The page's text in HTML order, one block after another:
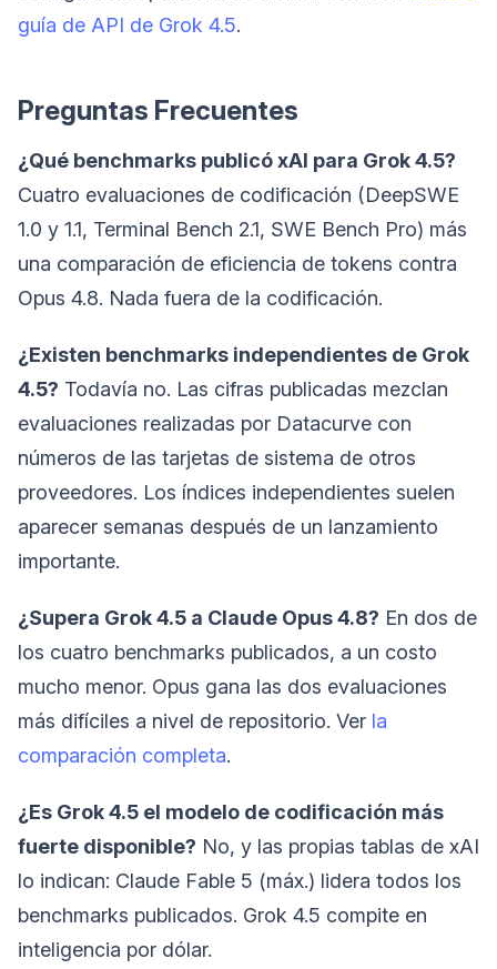
guía de API de Grok 4.5.
Preguntas Frecuentes
¿Qué benchmarks publicó xAI para Grok 4.5?
Cuatro evaluaciones de codificación (DeepSWE
1.0 y 1.1, Terminal Bench 2.1, SWE Bench Pro) más
una comparación de eficiencia de tokens contra
Opus 4.8. Nada fuera de la codificación.
¿Existen benchmarks independientes de Grok
4.5? Todavía no. Las cifras publicadas mezclan
evaluaciones realizadas por Datacurve con
números de las tarjetas de sistema de otros
proveedores. Los índices independientes suelen
aparecer semanas después de un lanzamiento
importante.
¿Supera Grok 4.5 a Claude Opus 4.8? En dos de
los cuatro benchmarks publicados, a un costo
mucho menor. Opus gana las dos evaluaciones
más difíciles a nivel de repositorio. Ver la
comparación completa.
¿Es Grok 4.5 el modelo de codificación más
fuerte disponible? No, y las propias tablas de xAI
lo indican: Claude Fable 5 (máx.) lidera todos los
benchmarks publicados. Grok 4.5 compite en
inteligencia por dólar.